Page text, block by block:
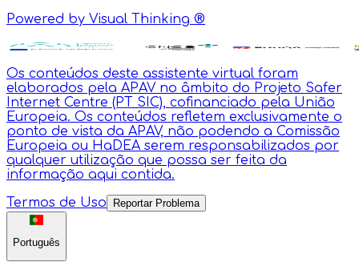
Powered by Visual Thinking ®
Os conteúdos deste assistente virtual foram
elaborados pela APAV no âmbito do Projeto Safer
Internet Centre (PT SIC), cofinanciado pela União
Europeia. Os conteúdos refletem exclusivamente o
ponto de vista da APAV, não podendo a Comissão
Europeia ou HaDEA serem responsabilizados por
qualquer utilização que possa ser feita da
informação aqui contida.
Termos de Uso
Reportar Problema
Português